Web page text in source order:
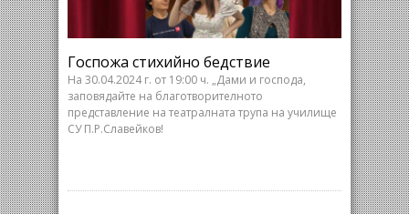
Госпожа стихийно бедствие
На 30.04.2024 г. от 19:00 ч. „Дами и господа,
заповядайте на благотворителното
представление на театралната трупа на училище
СУ П.Р.Славейков!